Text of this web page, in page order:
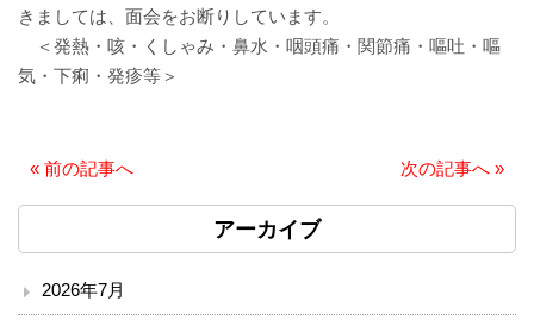
施設
院内サービス施設
アクセス
きましては、面会をお断りしています。
＜発熱・咳・くしゃみ・鼻水・咽頭痛・関節痛・嘔吐・嘔
気・下痢・発疹等＞
« 前の記事へ 次の記事へ »
アーカイブ
2026年7月